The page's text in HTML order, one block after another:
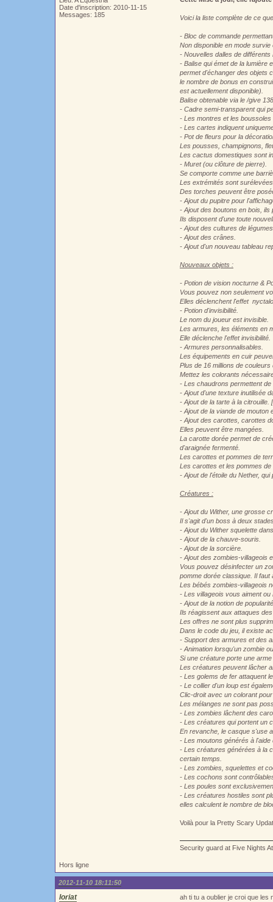
Date d'inscription: 2010-11-15
Messages: 185
Voici la liste complète de ce
- Bloc de commande
Non disponible en mode
- Nouvelles dalles de différents
- Balise qui émet de la lumière
permet d'échanger des objets
le nombre de bonus en
est actuellement disponible).
Balise obtenable via le /give
- Cadre semi-transparent qui
- Les montres et les boussoles
- Les cartes indiquent
- Pot de fleurs pour la
Les pousses, champignons,
Les cactus domestiques sont
- Muret (ou clôture de pierre).
Se comporte comme une
Les extrémités sont
Des torches peuvent être
- Ajout du pupitre pour
- Ajout des boutons en bois,
Ils disposent d'une toute
- Ajout des cultures de
- Ajout des crânes.
- Ajout d'un nouveau tableau
Nouveaux objets :
- Potion de vision nocturne &
Vous pouvez non seulement
Elles déclenchent l'effet
- Potion d'invisibilité.
Le nom du joueur est invisible.
Les armures, les éléments en
Elle déclenche l'effet invisibilité.
- Armures personnalisables.
Les équipements en cuir
Plus de 16 millions de
Mettez les colorants
- Les chaudrons permettent
- Ajout d'une texture inutilisée
- Ajout de la tarte à la citrouille.
- Ajout de la viande de mouton
- Ajout des carottes, carottes
Elles peuvent être mangées.
La carotte dorée permet de
d'araignée fermenté.
Les carottes et pommes de
Les carottes et les pommes
- Ajout de l'étoile du Nether,
Créatures :
- Ajout du Wither, une grosse
Il s'agit d'un boss à deux
- Ajout du Wither squelette
- Ajout de la chauve-souris.
- Ajout de la sorcière.
- Ajout des zombies-villageois
Vous pouvez désinfecter un
pomme dorée classique. Il faut
Les bébés zombies-villageois
- Les villageois vous aiment
- Ajout de la notion de
Ils réagissent aux attaques
Les offres ne sont plus
Dans le code du jeu, il existe
- Support des armures et des
- Animation lorsqu'un zombie
Si une créature porte une
Les créatures peuvent lâcher
- Les golems de fer attaquent
- Le collier d'un loup est
Clic-droit avec un colorant
Les mélanges ne sont pas
- Les zombies lâchent des
- Les créatures qui portent un
En revanche, le casque s'use
- Les moutons générés à
- Les créatures générées à la
certain temps.
- Les zombies, squelettes et
- Les cochons sont
- Les poules sont
- Les créatures hostiles sont
elles calculent le nombre de
Voilà pour la Pretty Scary
Security guard at Five Nights
Hors ligne
2012-11-10 18:11:50
loriat ah ti tu a oublier je croi que les